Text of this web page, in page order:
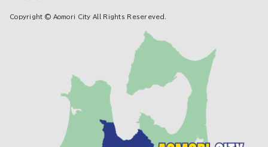
Copyright © Aomori City All Rights Resereved.